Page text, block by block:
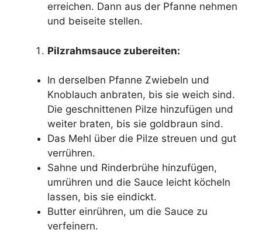
erreichen. Dann aus der Pfanne nehmen
und beiseite stellen.
Pilzrahmsauce zubereiten:
In derselben Pfanne Zwiebeln und
Knoblauch anbraten, bis sie weich sind.
Die geschnittenen Pilze hinzufügen und
weiter braten, bis sie goldbraun sind.
Das Mehl über die Pilze streuen und gut
verrühren.
Sahne und Rinderbrühe hinzufügen,
umrühren und die Sauce leicht köcheln
lassen, bis sie eindickt.
Butter einrühren, um die Sauce zu
verfeinern.